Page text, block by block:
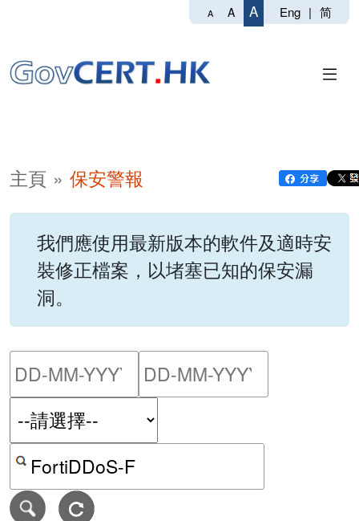
A A A Eng | 简
主頁 保安警報
我們應使用最新版本的軟件及適時安
裝修正檔案，以堵塞已知的保安漏
洞。
請輸入搜尋日期範圍的開
按關鍵字或 CVE ID 搜尋保安警報